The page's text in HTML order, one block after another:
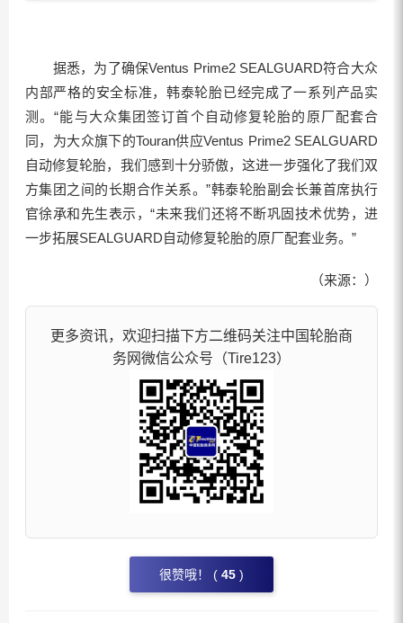
据悉，为了确保Ventus Prime2 SEALGUARD符合大众
内部严格的安全标准，韩泰轮胎已经完成了一系列产品实
测。“能与大众集团签订首个自动修复轮胎的原厂配套合
同，为大众旗下的Touran供应Ventus Prime2 SEALGUARD
自动修复轮胎，我们感到十分骄傲，这进一步强化了我们双
方集团之间的长期合作关系。”韩泰轮胎副会长兼首席执行
官徐承和先生表示，“未来我们还将不断巩固技术优势，进
一步拓展SEALGUARD自动修复轮胎的原厂配套业务。”
（来源：）
更多资讯，欢迎扫描下方二维码关注中国轮胎商
务网微信公众号（Tire123）
很赞哦！ ( 45 )